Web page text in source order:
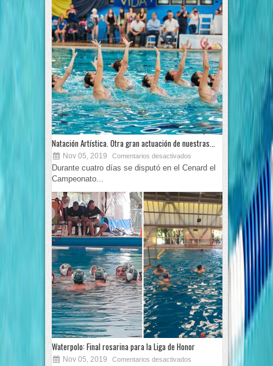
Natación Artística. Otra gran actuación de nuestras...
Nov 05, 2019 Comentarios desactivados
Durante cuatro días se disputó en el Cenard el
Campeonato...
Waterpolo: Final rosarina para la Liga de Honor
Nov 05, 2019 Comentarios desactivados